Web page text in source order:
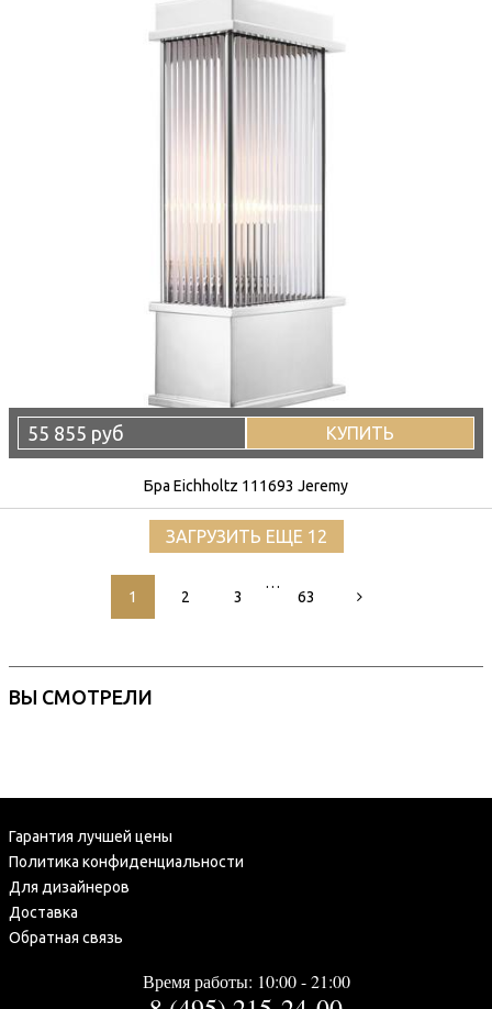
55 855 руб КУПИТЬ
Бра Eichholtz 111693 Jeremy
ЗАГРУЗИТЬ ЕЩЕ 12
1 2 3
…
63
ВЫ СМОТРЕЛИ
Гарантия лучшей цены
Политика конфиденциальности
Для дизайнеров
Доставка
Обратная связь
Время работы: 10:00 - 21:00